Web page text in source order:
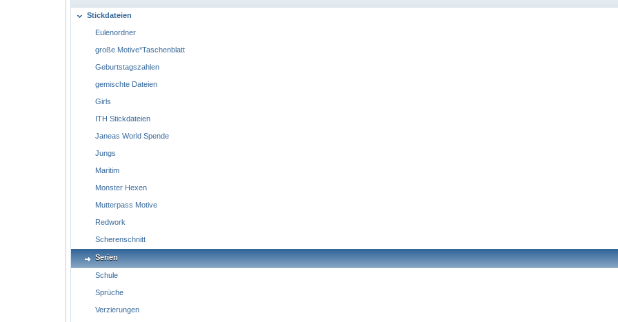
Stickdateien
Eulenordner
große Motive*Taschenblatt
Geburtstagszahlen
gemischte Dateien
Girls
ITH Stickdateien
Janeas World Spende
Jungs
Maritim
Monster Hexen
Mutterpass Motive
Redwork
Scherenschnitt
Serien
Schule
Sprüche
Verzierungen